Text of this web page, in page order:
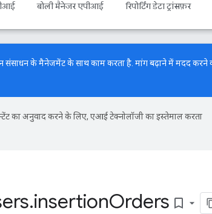
बोली मैनेजर एपीआई रिपोर्टिंग डेटा ट्रांसफ़र
के मैनेजमेंट के साथ काम करता है. मांग बढ़ाने में मदद करने
का अनुवाद करने के लिए, एआई टेक्नोलॉजी का इस्तेमाल करता
.insertionOrders bookmark_border